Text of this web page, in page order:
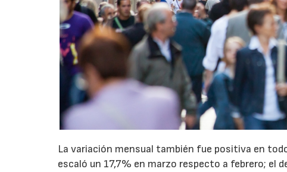
La variación mensual también fue positiva en
escaló un 17,7% en marzo respecto a febrero; el